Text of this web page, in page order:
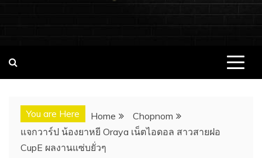
ดอล นางแบบ ONLYFANS หุ่นเอ็กซ์
You are Here Home
Chopnom
แจกวาร์ป น้องยาหยี Oraya เน็ตไอดอล สาวสายฝอ
CupE ผลงานแซ่บยั่วๆ